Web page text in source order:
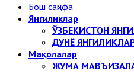
Бош саҳифа
Янгиликлар
ЎЗБЕКИСТОН
ДУНЁ
Мақолалар
ЖУМА